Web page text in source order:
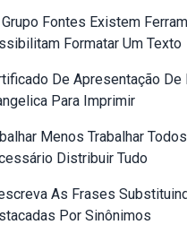
Fontes Existem
Formatar Um Texto
De Apresentação De
Para Imprimir
Menos Trabalhar
Distribuir Tudo
As Frases
Por Sinônimos